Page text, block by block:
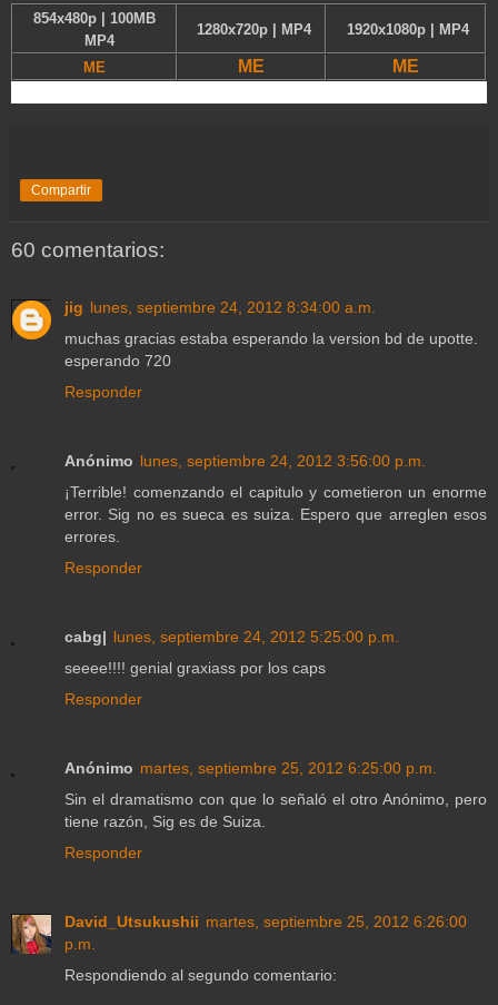
854x480p | 100MB
MP4
1280x720p | MP4 1920x1080p | MP4
ME ME ME
Compartir
60 comentarios:
jig lunes, septiembre 24, 2012 8:34:00 a.m.
muchas gracias estaba esperando la version bd de upotte.
esperando 720
Responder
Anónimo lunes, septiembre 24, 2012 3:56:00 p.m.
¡Terrible! comenzando el capitulo y cometieron un enorme
error. Sig no es sueca es suiza. Espero que arreglen esos
errores.
Responder
cabg| lunes, septiembre 24, 2012 5:25:00 p.m.
seeee!!!! genial graxiass por los caps
Responder
Anónimo martes, septiembre 25, 2012 6:25:00 p.m.
Sin el dramatismo con que lo señaló el otro Anónimo, pero
tiene razón, Sig es de Suiza.
Responder
David_Utsukushii martes, septiembre 25, 2012 6:26:00
p.m.
Respondiendo al segundo comentario: